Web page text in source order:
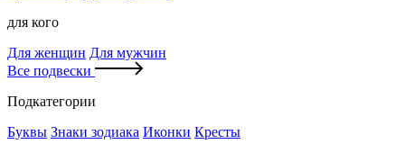
для кого
Для женщин Для мужчин
Все подвески
Подкатегории
Буквы Знаки зодиака Иконки Кресты